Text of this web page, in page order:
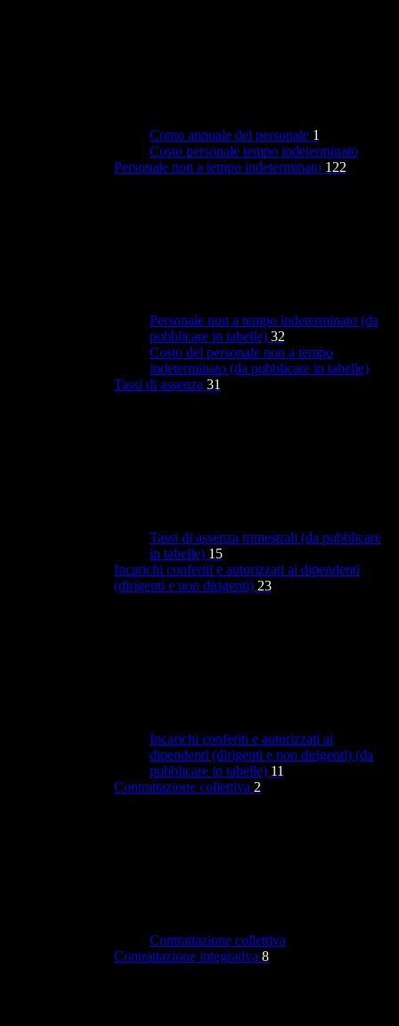
Conto annuale del personale 1
Costo personale tempo indeterminato
Personale non a tempo indeterminato 122
Personale non a tempo indeterminato (da
pubblicare in tabelle) 32
Costo del personale non a tempo
indeterminato (da pubblicare in tabelle)
Tassi di assenza 31
Tassi di assenza trimestrali (da pubblicare
in tabelle) 15
Incarichi conferiti e autorizzati ai dipendenti
(dirigenti e non dirigenti) 23
Incarichi conferiti e autorizzati ai
dipendenti (dirigenti e non dirigenti) (da
pubblicare in tabelle) 11
Contrattazione collettiva 2
Contrattazione collettiva
Contrattazione integrativa 8